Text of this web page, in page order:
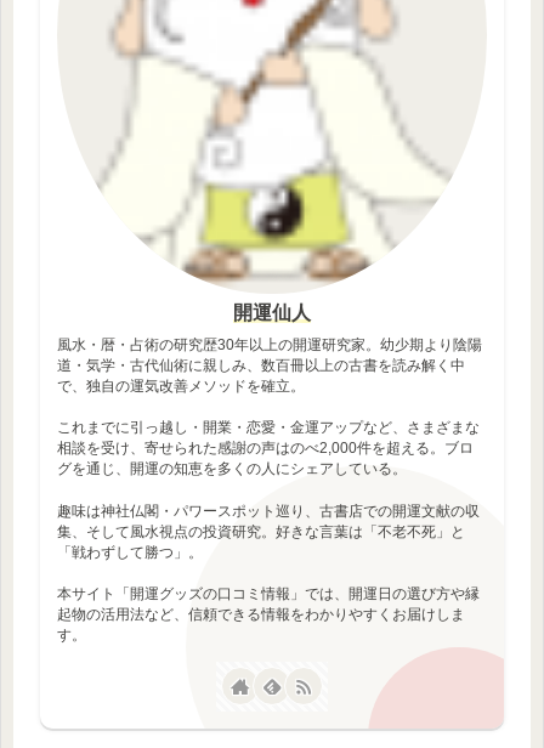
開運仙人
風水・暦・占術の研究歴30年以上の開運研究家。幼少期より陰陽
道・気学・古代仙術に親しみ、数百冊以上の古書を読み解く中
で、独自の運気改善メソッドを確立。
これまでに引っ越し・開業・恋愛・金運アップなど、さまざまな
相談を受け、寄せられた感謝の声はのべ2,000件を超える。ブロ
グを通じ、開運の知恵を多くの人にシェアしている。
趣味は神社仏閣・パワースポット巡り、古書店での開運文献の収
集、そして風水視点の投資研究。好きな言葉は「不老不死」と
「戦わずして勝つ」。
本サイト「開運グッズの口コミ情報」では、開運日の選び方や縁
起物の活用法など、信頼できる情報をわかりやすくお届けしま
す。